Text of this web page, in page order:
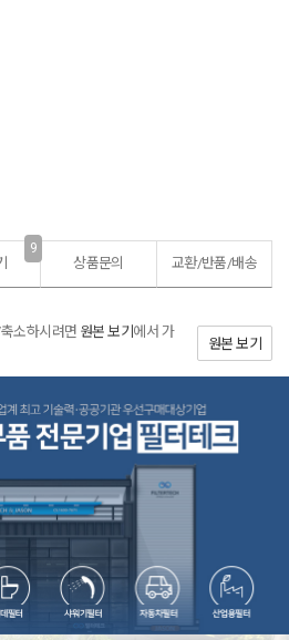
9
상품문의 교환/반품/배송
소하시려면 원본 보기 에서 가
원본 보기